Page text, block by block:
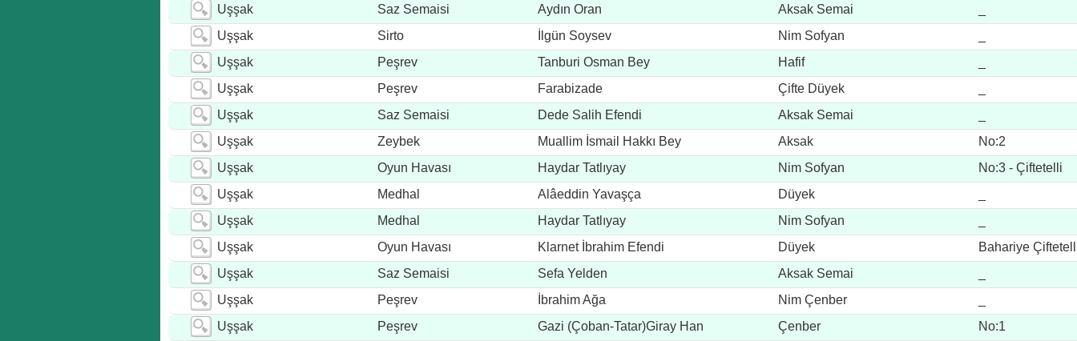
Uşşak
Saz Semaisi Aydın Oran Aksak Semai
Uşşak
Sirto İlgün Soysev Nim Sofyan
Uşşak
Peşrev Tanburi Osman Bey Hafif
Uşşak
Peşrev Farabizade Çifte Düyek
Uşşak
Saz Semaisi Dede Salih Efendi Aksak Semai
Uşşak
Zeybek Muallim İsmail Hakkı Bey Aksak
No:2
Uşşak
Oyun Havası Haydar Tatlıyay Nim Sofyan
No:3 - Çiftetelli
Uşşak
Medhal Alâeddin Yavaşça Düyek
Uşşak
Medhal Haydar Tatlıyay Nim Sofyan
Uşşak
Oyun Havası Klarnet İbrahim Efendi Düyek
Bahariye
Uşşak
Saz Semaisi Sefa Yelden Aksak Semai
Uşşak
Peşrev İbrahim Ağa Nim Çenber
Uşşak
Peşrev Gazi (Çoban-Tatar)Giray Han Çenber
No:1